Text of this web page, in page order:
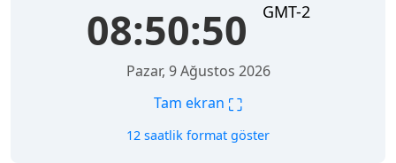
08:50:50 GMT-2
Pazar, 9 Ağustos 2026
Tam ekran ⛶
12 saatlik format göster